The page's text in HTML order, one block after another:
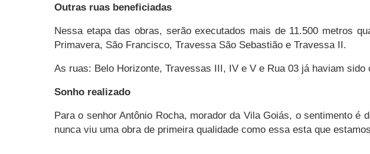
Outras ruas beneficiadas
Nessa etapa das obras, serão executados mais de 11.500 metros
Primavera, São Francisco, Travessa São Sebastião e Travessa II.
As ruas: Belo Horizonte, Travessas III, IV e V e Rua 03 já haviam
Sonho realizado
Para o senhor Antônio Rocha, morador da Vila Goiás, o sentimento
nunca viu uma obra de primeira qualidade como essa esta que